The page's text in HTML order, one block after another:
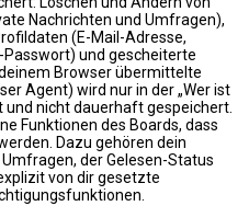
Nachrichten und Umfragen),
(E-Mail-Adresse,
und gescheiterte
Browser übermittelte
Agent) wird nur in der „Wer ist
und nicht dauerhaft gespeichert.
Funktionen des Boards, dass
Dazu gehören dein
der Gelesen-Status
von dir gesetzte